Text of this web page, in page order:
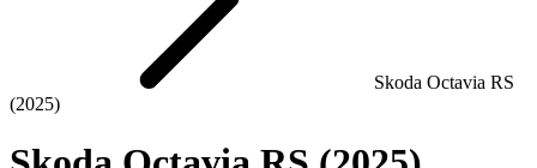
Skoda Octavia RS
(2025)